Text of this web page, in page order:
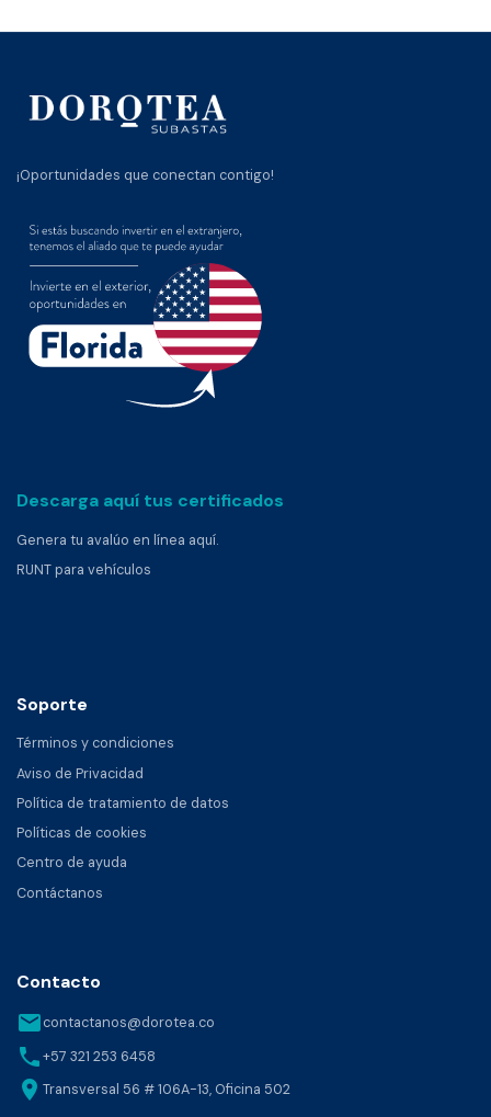
¡Oportunidades que conectan contigo!
Descarga aquí tus certificados
Genera tu avalúo en línea aquí.
RUNT para vehículos
Soporte
Términos y condiciones
Aviso de Privacidad
Política de tratamiento de datos
Políticas de cookies
Centro de ayuda
Contáctanos
Contacto
emailcontactanos@dorotea.co
phone+57 321 253 6458
location_onTransversal 56 # 106A-13, Oficina 502